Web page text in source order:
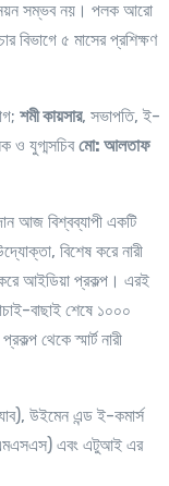
সম্ভব নয়। পলক আরো
বিভাগে ৫ মাসের প্রশিক্ষণ
শমী কায়সার, সভাপতি, ই-
ও যুগ্মসচিবমো: আলতাফ
আজ বিশ্বব্যাপী একটি
বিশেষ করে নারী
আইডিয়া প্রকল্প। এরই
বাছাই শেষে ১০০০
থেকে স্মার্ট নারী
উইমেন এন্ড ই-কমার্স
এবং এটুআই এর